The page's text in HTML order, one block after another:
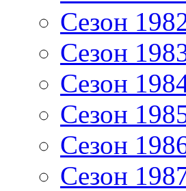
Сезон
Сезон
Сезон
Сезон
Сезон
Сезон